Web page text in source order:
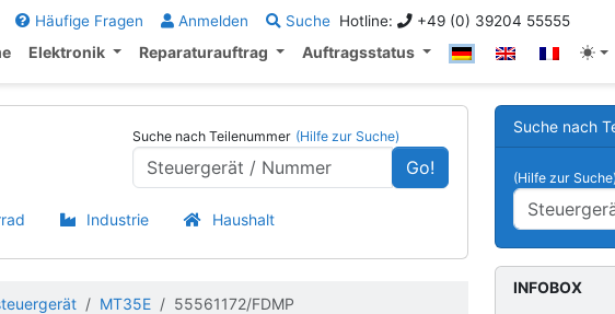
Häufige Fragen Anmelden Suche Hotline: +49 (0) 39204 55555
Elektronik Reparaturauftrag Auftragsstatus
Suche nach Teilenummer (Hilfe zur Suche)
Go!
Industrie Haushalt
MT35E 55561172/FDMP
Suche nach
(Hilfe zur Suche)
INFOBOX